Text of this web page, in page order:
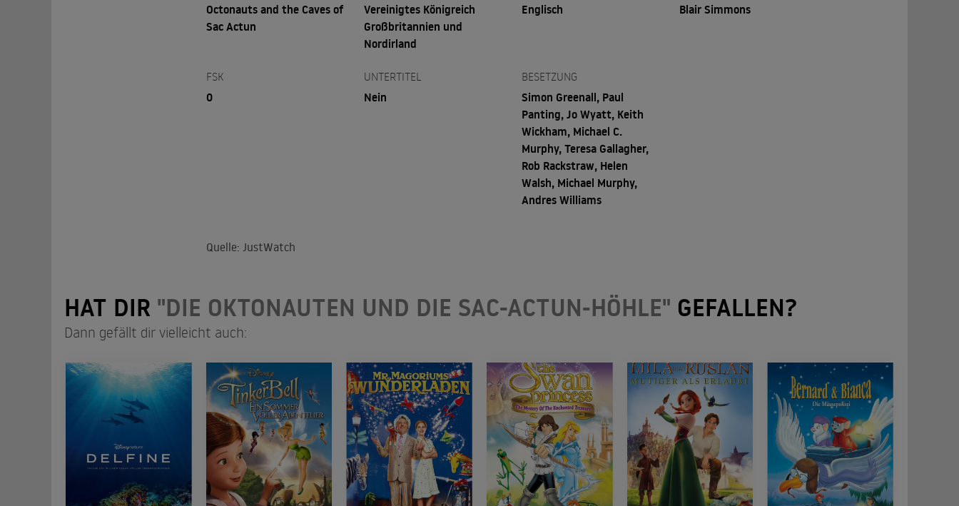
Octonauts and the Caves of
Sac Actun
Vereinigtes Königreich
Großbritannien und
Nordirland
Englisch Blair Simmons
FSK
0
UNTERTITEL
Nein
BESETZUNG
Simon Greenall, Paul
Panting, Jo Wyatt, Keith
Wickham, Michael C.
Murphy, Teresa Gallagher,
Rob Rackstraw, Helen
Walsh, Michael Murphy,
Andres Williams
Quelle: JustWatch
HAT DIR "DIE OKTONAUTEN UND DIE SAC-ACTUN-HÖHLE" GEFALLEN?
Dann gefällt dir vielleicht auch: